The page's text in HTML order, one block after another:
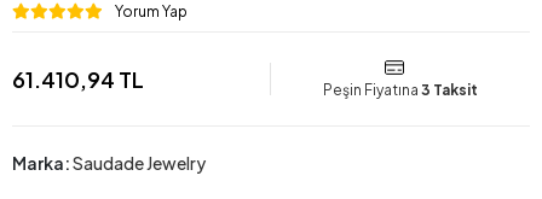
Yorum Yap
61.410,94 TL Peşin Fiyatına 3 Taksit
Marka:Saudade Jewelry